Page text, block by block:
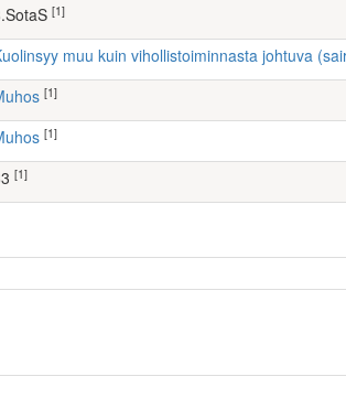
8.SotaS [1]
Kuolinsyy muu kuin vihollistoiminnasta johtuva
Muhos [1]
Muhos [1]
83 [1]